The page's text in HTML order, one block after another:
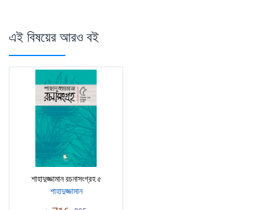
এই বিষয়ের আরও বই
শাহাদুজ্জামান রচনাসংগ্রহ ৫
শাহাদুজ্জামান